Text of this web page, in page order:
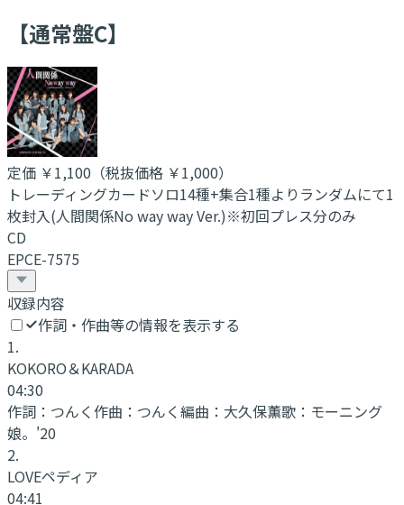
【通常盤C】
定価 ￥1,100 （税抜価格 ￥1,000）
トレーディングカードソロ14種+集合1種よりランダムにて1
枚封入(人間関係No way way Ver.)※初回プレス分のみ
CD
EPCE-7575
収録内容
作詞・作曲等の情報を表示する
1.
KOKORO＆KARADA
04:30
作詞： つんく 作曲： つんく 編曲： 大久保薫歌： モーニング
娘。'20
2.
LOVEペディア
04:41